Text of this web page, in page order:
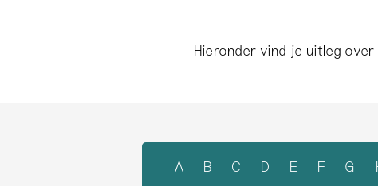
Hieronder vind je uitleg
A B C D E F G